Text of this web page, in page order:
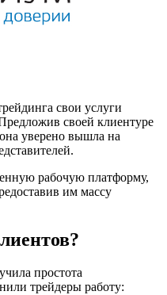
свои услуги
своей клиентуре
уверено вышла на
рабочую платформу,
им массу
простота
трейдеры работу: